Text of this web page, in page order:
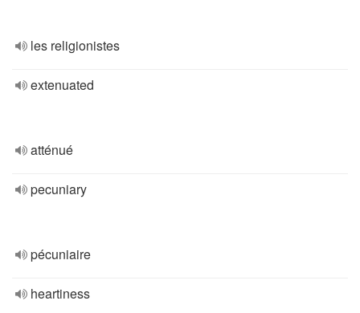
les religionistes
extenuated
atténué
pecuniary
pécuniaire
heartiness